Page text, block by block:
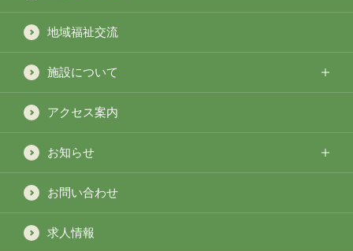
地域福祉交流
施設について
アクセス案内
お知らせ
お問い合わせ
求人情報